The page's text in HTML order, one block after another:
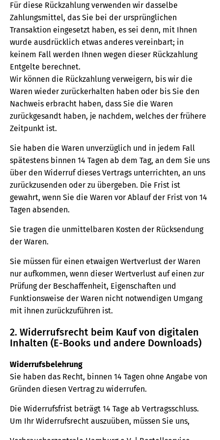
Für diese Rückzahlung verwenden wir dasselbe
Zahlungsmittel, das Sie bei der ursprünglichen
Transaktion eingesetzt haben, es sei denn, mit Ihnen
wurde ausdrücklich etwas anderes vereinbart; in
keinem Fall werden Ihnen wegen dieser Rückzahlung
Entgelte berechnet.
Wir können die Rückzahlung verweigern, bis wir die
Waren wieder zurückerhalten haben oder bis Sie den
Nachweis erbracht haben, dass Sie die Waren
zurückgesandt haben, je nachdem, welches der frühere
Zeitpunkt ist.
Sie haben die Waren unverzüglich und in jedem Fall
spätestens binnen 14 Tagen ab dem Tag, an dem Sie uns
über den Widerruf dieses Vertrags unterrichten, an uns
zurückzusenden oder zu übergeben. Die Frist ist
gewahrt, wenn Sie die Waren vor Ablauf der Frist von 14
Tagen absenden.
Sie tragen die unmittelbaren Kosten der Rücksendung
der Waren.
Sie müssen für einen etwaigen Wertverlust der Waren
nur aufkommen, wenn dieser Wertverlust auf einen zur
Prüfung der Beschaffenheit, Eigenschaften und
Funktionsweise der Waren nicht notwendigen Umgang
mit ihnen zurückzuführen ist.
2. Widerrufsrecht beim Kauf von digitalen
Inhalten (E-Books und andere Downloads)
Widerrufsbelehrung
Sie haben das Recht, binnen 14 Tagen ohne Angabe von
Gründen diesen Vertrag zu widerrufen.
Die Widerrufsfrist beträgt 14 Tage ab Vertragsschluss.
Um Ihr Widerrufsrecht auszuüben, müssen Sie uns,